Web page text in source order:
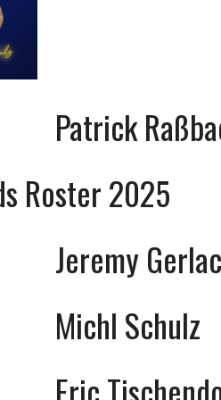
Patrick
Roster 2025
Jeremy
Michl Schulz
VEREINSBRAUEREI